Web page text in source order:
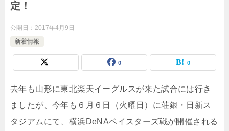
定！
公開日： 2017年4月9日
新着情報
0 0
去年も山形に東北楽天イーグルスが来た試合には行き
ましたが、今年も６月６日（火曜日）に荘銀・日新ス
タジアムにて、横浜DeNAベイスターズ戦が開催される